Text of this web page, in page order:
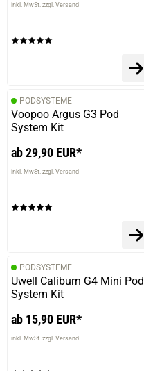
prev
inkl. MwSt. zzgl. Versand
PODSYSTEME
Voopoo Argus G3 Pod
System Kit
ab 29,90 EUR*
inkl. MwSt. zzgl. Versand
PODSYSTEME
Uwell Caliburn G4 Mini Pod
System Kit
ab 15,90 EUR*
inkl. MwSt. zzgl. Versand